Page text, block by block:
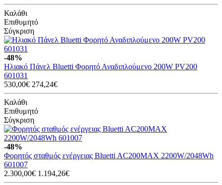
Καλάθι
Επιθυμητό
Σύγκριση
-48%
Ηλιακό Πάνελ Bluetti Φορητό Αναδιπλούμενο 200W PV200
601031
530,00€ 274,24€
Καλάθι
Επιθυμητό
Σύγκριση
-48%
Φορητός σταθμός ενέργειας Bluetti AC200MAX 2200W/2048Wh
601007
2.300,00€ 1.194,26€